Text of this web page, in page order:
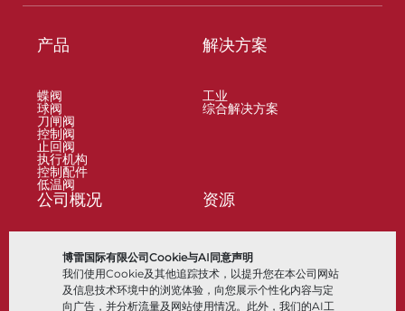
博雷国际有限公司Cookie与AI同意声明
我们使用Cookie及其他追踪技术，以提升您在本公司网站
及信息技术环境中的浏览体验，向您展示个性化内容与定
向广告，并分析流量及网站使用情况。此外，我们的AI工
产品
蝶阀
球阀
刀闸阀
控制阀
止回阀
执行机构
控制配件
低温阀
解决方案
工业
综合解决方案
公司概况
合作伙伴
可持续性
客户门户
资源
文档
知识中心
软件
材料选择